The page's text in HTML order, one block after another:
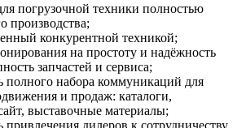
погрузочной техники полностью
производства;
конкурентной техникой;
на простоту и надёжность
запчастей и сервиса;
полного набора коммуникаций для
и продаж: каталоги,
выставочные материалы;
привлечения дилеров к сотрудничеству.